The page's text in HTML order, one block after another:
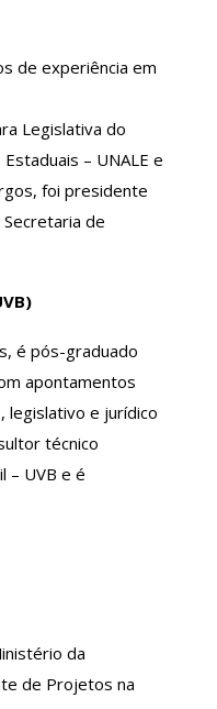
de experiência em
Legislativa do
– UNALE e
foi presidente
de
é pós-graduado
apontamentos
legislativo e jurídico
técnico
– UVB e é
da
de Projetos na